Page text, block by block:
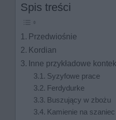
Spis treści
Przedwiośnie
Kordian
Inne przykładowe
Syzyfowe prace
Ferdydurke
Buszujący w zbożu
Kamienie na szaniec